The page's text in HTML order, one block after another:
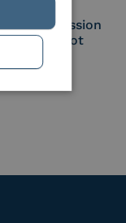
Commission
Scale Pilot